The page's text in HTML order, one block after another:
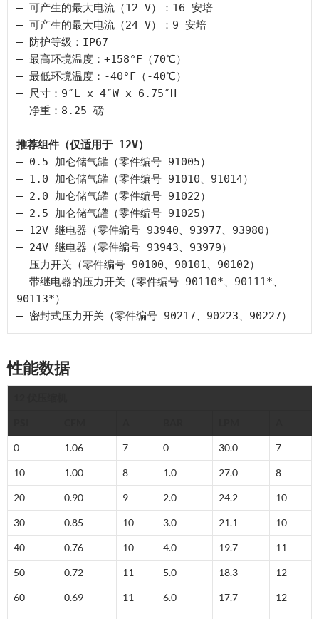
– 可产生的最大电流（12 V）：16 安培
– 可产生的最大电流（24 V）：9 安培
– 防护等级：IP67
– 最高环境温度：+158°F（70℃）
– 最低环境温度：-40°F（-40℃）
– 尺寸：9″L x 4″W x 6.75″H
– 净重：8.25 磅
推荐组件（仅适用于 12V）
– 0.5 加仑储气罐（零件编号 91005）
– 1.0 加仑储气罐（零件编号 91010、91014）
– 2.0 加仑储气罐（零件编号 91022）
– 2.5 加仑储气罐（零件编号 91025）
– 12V 继电器（零件编号 93940、93977、93980）
– 24V 继电器（零件编号 93943、93979）
– 压力开关（零件编号 90100、90101、90102）
– 带继电器的压力开关（零件编号 90110*、90111*、
90113*）
– 密封式压力开关（零件编号 90217、90223、90227）
性能数据
0 1.06 7 0 30.0 7
10 1.00 8 1.0 27.0 8
20 0.90 9 2.0 24.2 10
30 0.85 10 3.0 21.1 10
40 0.76 10 4.0 19.7 11
50 0.72 11 5.0 18.3 12
60 0.69 11 6.0 17.7 12